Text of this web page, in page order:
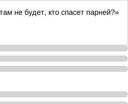
не будет, кто спасет парней?»